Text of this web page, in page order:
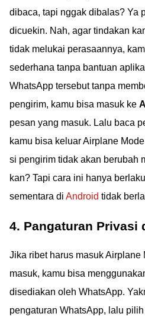
dibaca, tapi nggak dibalas? Ya
dicuekin. Nah, agar tindakan
tidak melukai perasaannya,
sederhana tanpa bantuan
WhatsApp tersebut tanpa
pengirim, kamu bisa masuk ke
pesan yang masuk. Lalu baca
kamu bisa keluar Airplane
si pengirim tidak akan berubah
kan? Tapi cara ini hanya
sementara di Android tidak
4. Pangaturan Privasi
Jika ribet harus masuk Airplane
masuk, kamu bisa
disediakan oleh WhatsApp.
pengaturan WhatsApp, lalu pilih